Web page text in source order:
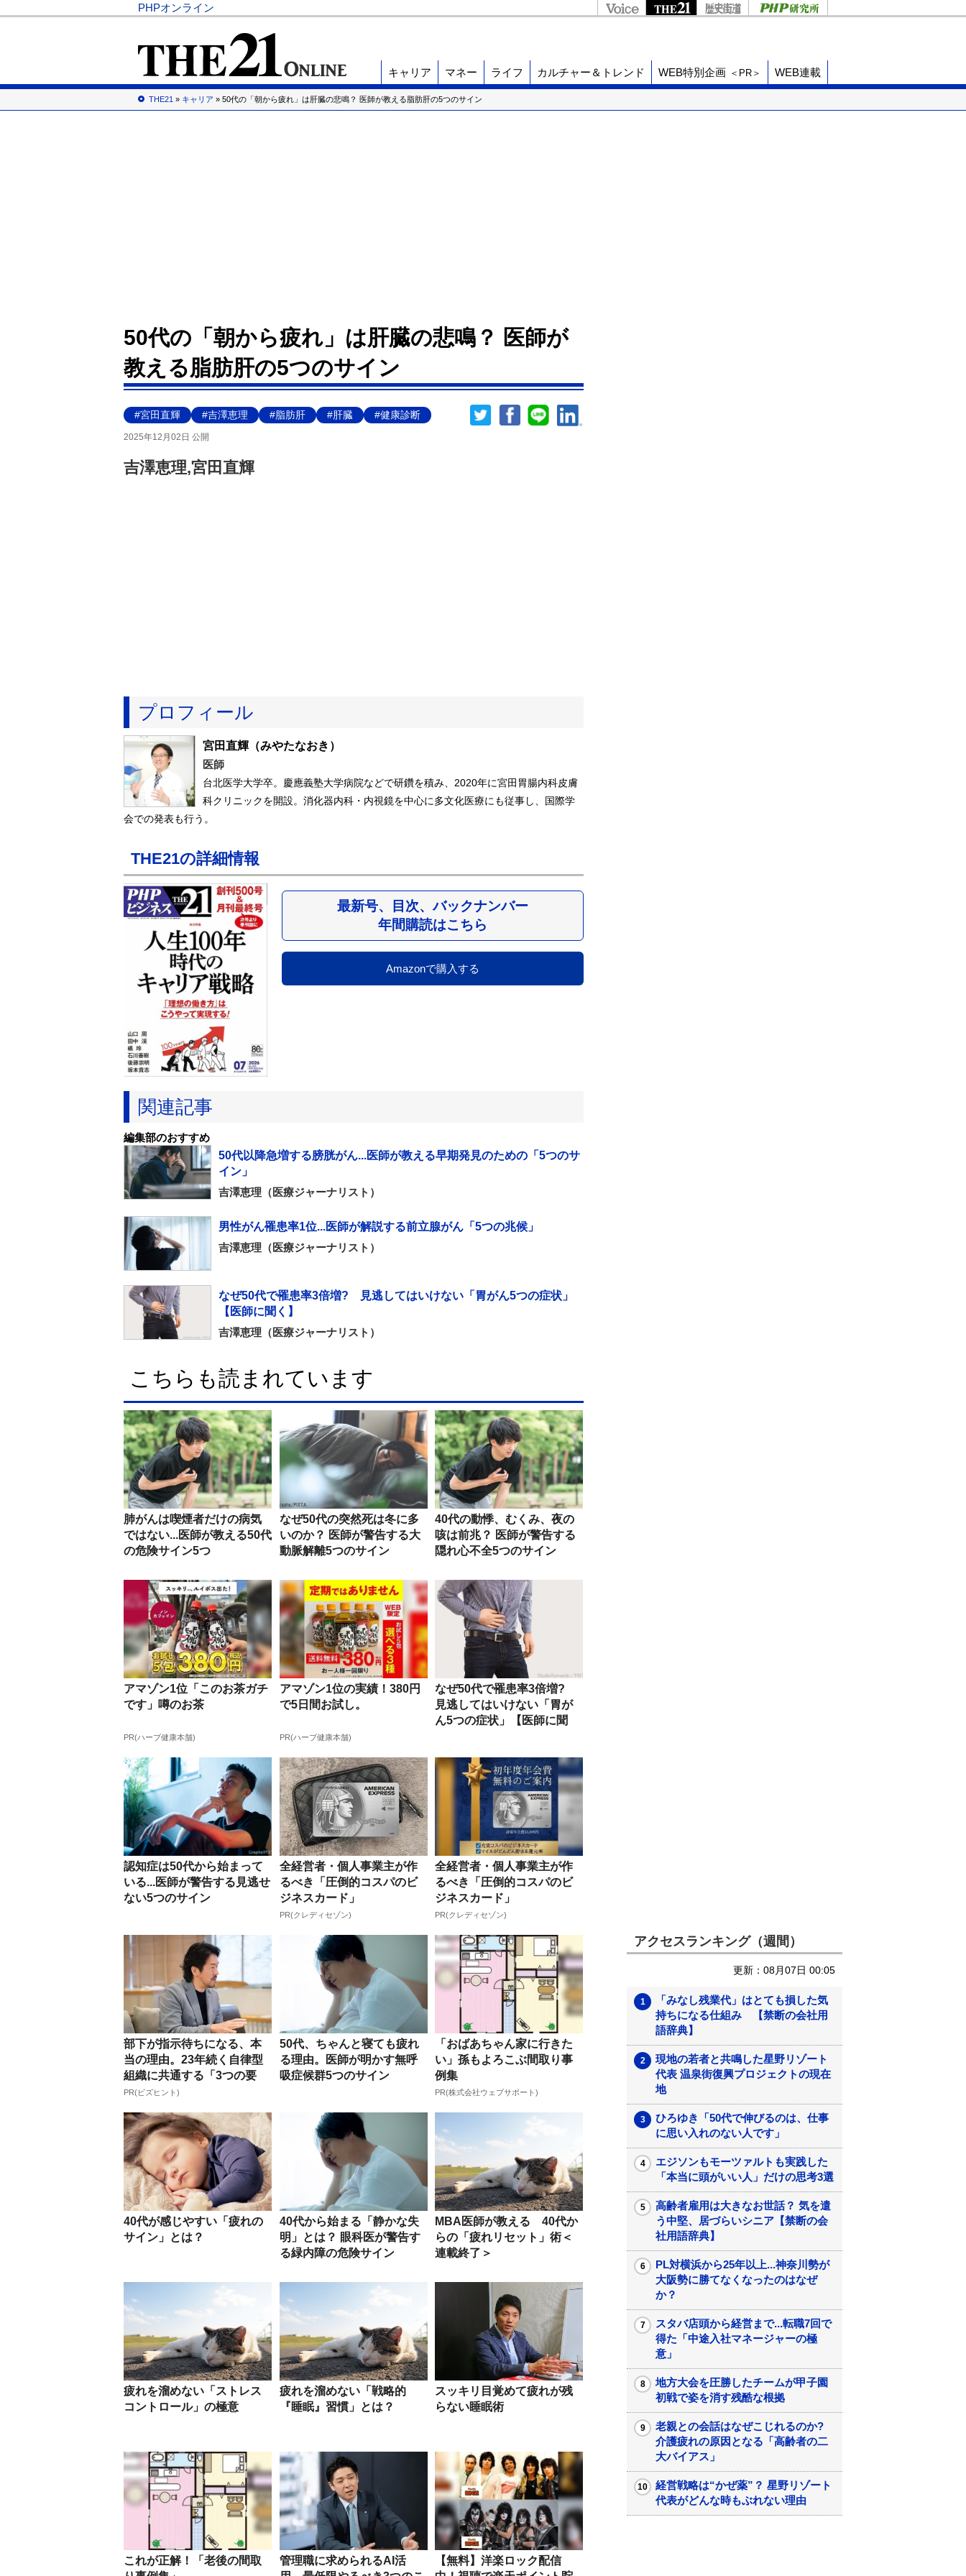
PHPオンライン
キャリア マネー ライフ カルチャー＆トレンド WEB特別企画 ＜PR＞ WEB連載
THE21 » キャリア » 50代の「朝から疲れ」は肝臓の悲鳴？ 医師が教える脂肪肝の5つのサイン
50代の「朝から疲れ」は肝臓の悲鳴？ 医師が
教える脂肪肝の5つのサイン
#宮田直輝 #吉澤恵理 #脂肪肝 #肝臓 #健康診断
2025年12月02日 公開
吉澤恵理,宮田直輝
プロフィール
宮田直輝 （みやたなおき）
医師
台北医学大学卒。慶應義塾大学病院などで研鑽を積み、2020年に宮田胃腸内科皮膚
科クリニックを開設。消化器内科・内視鏡を中心に多文化医療にも従事し、国際学
会での発表も行う。
THE21の詳細情報
最新号、目次、バックナンバー
年間購読はこちら
Amazonで購入する
関連記事
編集部のおすすめ
50代以降急増する膀胱がん...医師が教える早期発見のための「5つのサ
イン」
吉澤恵理（医療ジャーナリスト）
男性がん罹患率1位...医師が解説する前立腺がん「5つの兆候」
吉澤恵理（医療ジャーナリスト）
なぜ50代で罹患率3倍増? 見逃してはいけない「胃がん5つの症状」
【医師に聞く】
吉澤恵理（医療ジャーナリスト）
こちらも読まれています
肺がんは喫煙者だけの病気
ではない...医師が教える50代
の危険サイン5つ
なぜ50代の突然死は冬に多
いのか？ 医師が警告する大
動脈解離5つのサイン
40代の動悸、むくみ、夜の
咳は前兆？ 医師が警告する
隠れ心不全5つのサイン
アマゾン1位「このお茶ガチ
です」噂のお茶
PR(ハーブ健康本舗)
アマゾン1位の実績！380円
で5日間お試し。
PR(ハーブ健康本舗)
なぜ50代で罹患率3倍増?
見逃してはいけない「胃が
ん5つの症状」【医師に聞
認知症は50代から始まって
いる...医師が警告する見逃せ
ない5つのサイン
全経営者・個人事業主が作
るべき「圧倒的コスパのビ
ジネスカード」
PR(クレディセゾン)
全経営者・個人事業主が作
るべき「圧倒的コスパのビ
ジネスカード」
PR(クレディセゾン)
部下が指示待ちになる、本
当の理由。23年続く自律型
組織に共通する「3つの要
素」
PR(ビズヒント)
50代、ちゃんと寝ても疲れ
る理由。医師が明かす無呼
吸症候群5つのサイン
「おばあちゃん家に行きた
い」孫もよろこぶ間取り事
例集
PR(株式会社ウェブサポート)
40代が感じやすい「疲れの
サイン」とは？
40代から始まる「静かな失
明」とは？ 眼科医が警告す
る緑内障の危険サイン
MBA医師が教える 40代か
らの「疲れリセット」術＜
連載終了＞
疲れを溜めない「ストレス
コントロール」の極意
疲れを溜めない「戦略的
『睡眠』習慣」とは？
スッキリ目覚めて疲れが残
らない睡眠術
これが正解！「老後の間取
管理職に求められるAI活
【無料】洋楽ロック配信
アクセスランキング（週間）
更新：08月07日 00:05
「みなし残業代」はとても損した気
持ちになる仕組み 【禁断の会社用
語辞典】
現地の若者と共鳴した星野リゾート
代表 温泉街復興プロジェクトの現在
地
ひろゆき「50代で伸びるのは、仕事
に思い入れのない人です」
エジソンもモーツァルトも実践した
「本当に頭がいい人」だけの思考3選
高齢者雇用は大きなお世話？ 気を遣
う中堅、居づらいシニア【禁断の会
社用語辞典】
PL対横浜から25年以上...神奈川勢が
大阪勢に勝てなくなったのはなぜ
か？
スタバ店頭から経営まで...転職7回で
得た「中途入社マネージャーの極
意」
地方大会を圧勝したチームが甲子園
初戦で姿を消す残酷な根拠
老親との会話はなぜこじれるのか?
介護疲れの原因となる「高齢者の二
大バイアス」
経営戦略は“かぜ薬”？ 星野リゾート
代表がどんな時もぶれない理由